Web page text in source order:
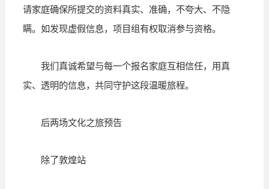
请家庭确保所提交的资料真实、准确，不夸大、不隐
瞒。如发现虚假信息，项目组有权取消参与资格。
我们真诚希望与每一个报名家庭互相信任，用真
实、透明的信息，共同守护这段温暖旅程。
后两场文化之旅预告
除了敦煌站